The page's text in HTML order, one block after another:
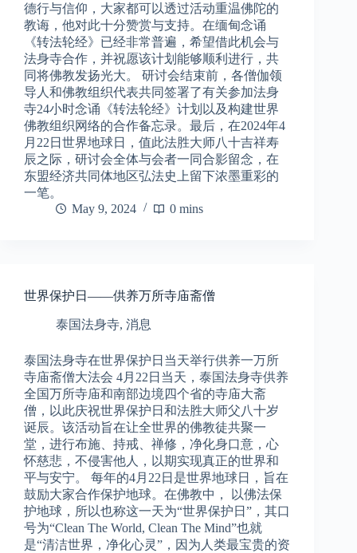
德行与信仰，大家都可以透过活动重温佛陀的
教诲，他对此十分赞赏与支持。在缅甸念诵
《转法轮经》已经非常普遍，希望借此机会与
法身寺合作，并祝愿该计划能够顺利进行，共
同将佛教发扬光大。 研讨会结束前，各僧伽领
导人和佛教组织代表共同签署了有关参加法身
寺24小时念诵《转法轮经》计划以及构建世界
佛教组织网络的合作备忘录。最后，在2024年4
月22日世界地球日，值此法胜大师八十吉祥寿
辰之际，研讨会全体与会者一同合影留念，在
东盟经济共同体地区弘法史上留下浓墨重彩的
一笔。
May 9, 2024
0 mins
世界保护日——供养万所寺庙斋僧
泰国法身寺, 消息
泰国法身寺在世界保护日当天举行供养一万所
寺庙斋僧大法会 4月22日当天，泰国法身寺供养
全国万所寺庙和南部边境四个省的寺庙大斋
僧，以此庆祝世界保护日和法胜大师父八十岁
诞辰。该活动旨在让全世界的佛教徒共聚一
堂，进行布施、持戒、禅修，净化身口意，心
怀慈悲，不侵害他人，以期实现真正的世界和
平与安宁。 每年的4月22日是世界地球日，旨在
鼓励大家合作保护地球。在佛教中， 以佛法保
护地球，所以也称这一天为“世界保护日”，其口
号为“Clean The World, Clean The Mind”也就
是“清洁世界，净化心灵”，因为人类最宝贵的资